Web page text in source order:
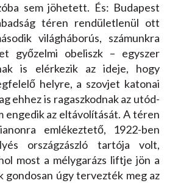
sem jöhetett. És: Budapest
téren rendületlenül ott
világháborús, számunkra
győzelmi obeliszk – egyszer
is elérkezik az ideje, hogy
helyre, a szovjet katonai
ehhez is ragaszkodnak az utód-
engedik az eltávolítását. A téren
emlékeztető, 1922-ben
országzászló tartója volt,
most a mélygarázs liftje jön a
gondosan úgy tervezték meg az